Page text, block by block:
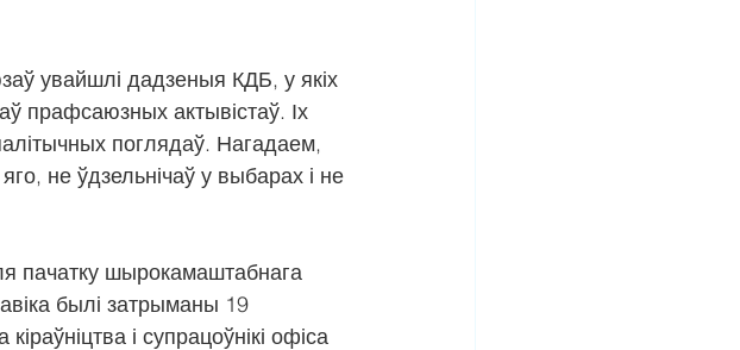
увайшлі дадзеныя КДБ, у якіх
прафсаюзных актывістаў. Іх
поглядаў. Нагадаем,
не ўдзельнічаў у выбарах і не
пачатку шырокамаштабнага
былі затрыманы 19
і супрацоўнікі офіса